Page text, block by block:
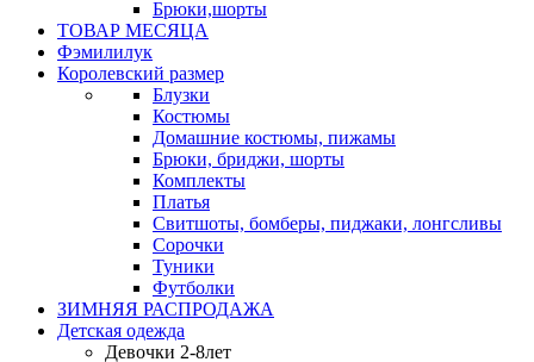
Брюки,шорты
ТОВАР МЕСЯЦА
Фэмилилук
Королевский размер
Блузки
Костюмы
Домашние костюмы, пижамы
Брюки, бриджи, шорты
Комплекты
Платья
Свитшоты, бомберы, пиджаки, лонгсливы
Сорочки
Туники
Футболки
ЗИМНЯЯ РАСПРОДАЖА
Детская одежда
Девочки 2-8лет